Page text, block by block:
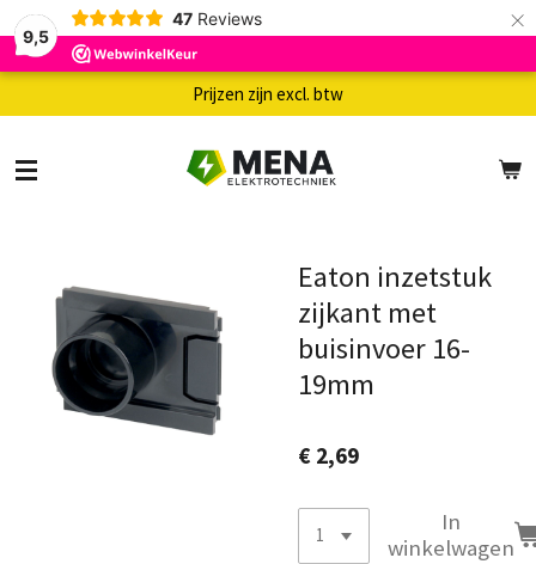
9,5
47 Reviews ×
Prijzen zijn excl. btw
Eaton inzetstuk
zijkant met
buisinvoer 16-
19mm
€ 2,69
In
winkelwagen